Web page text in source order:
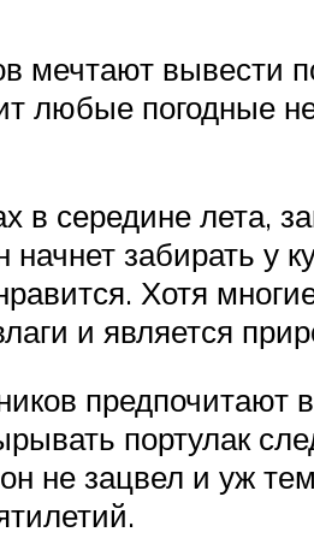
вывести
любые погодные
в середине
начнет забирать у
Хотя
и является
предпочитают
портулак
не зацвел и уж